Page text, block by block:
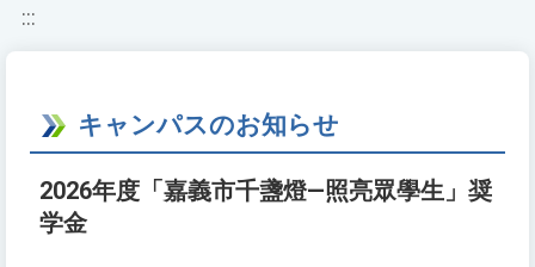
:::
キャンパスのお知らせ
2026年度「嘉義市千盞燈—照亮眾學生」奨
学金